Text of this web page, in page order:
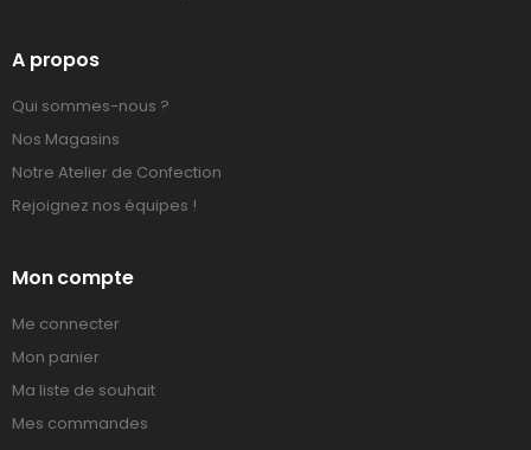
A propos
Qui sommes-nous ?
Nos Magasins
Notre Atelier de Confection
Rejoignez nos équipes !
Mon compte
Me connecter
Mon panier
Ma liste de souhait
Mes commandes